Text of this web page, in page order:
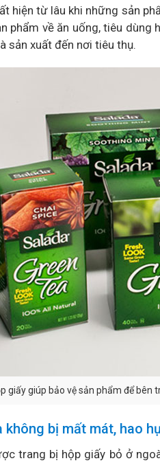
hiện từ lâu khi những sản
phẩm về ăn uống, tiêu
sản xuất đến nơi tiêu thụ.
giấy giúp bảo vệ sản phẩm để bên
không bị mất mát, hao
trang bị hộp giấy bỏ ở